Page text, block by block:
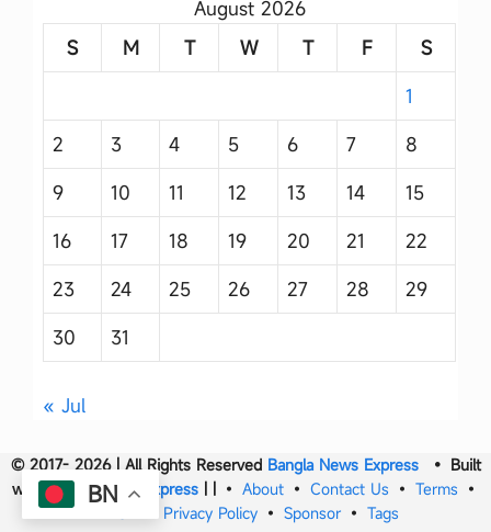
August 2026
S
M T W T F
S
1
2
3 4 5 6 7
8
9
10 11 12 13 14
15
16
17 18 19 20 21
22
23
24 25 26 27 28
29
30
31
« Jul
© 2017- 2026 | All Rights Reserved Bangla News Express• Built
withBangla News Express | | • About • Contact Us • Terms •
Privacy Policy • Sponsor • Tags
BN